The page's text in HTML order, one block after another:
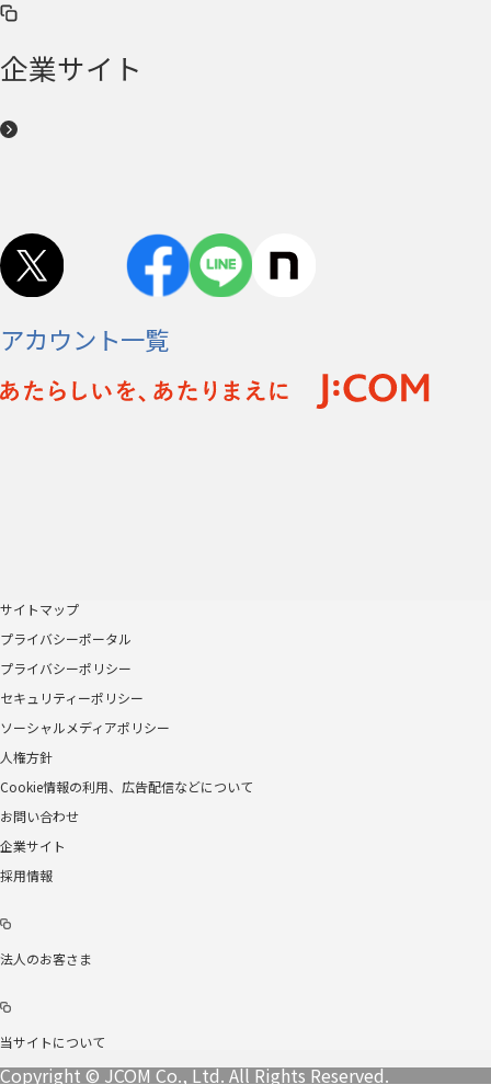
企業サイト
アカウント一覧
サイトマップ
プライバシーポータル
プライバシーポリシー
セキュリティーポリシー
ソーシャルメディアポリシー
人権方針
Cookie情報の利用、広告配信などについて
お問い合わせ
企業サイト
採用情報
法人のお客さま
当サイトについて
Copyright © JCOM Co., Ltd. All Rights Reserved.